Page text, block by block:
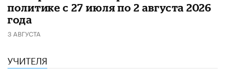
политике с 27 июля по 2 августа 2026
года
3 АВГУСТА
УЧИТЕЛЯ